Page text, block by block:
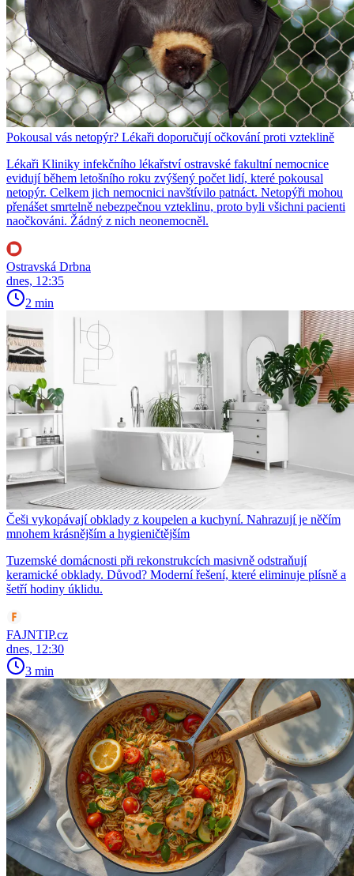
Pokousal vás netopýr? Lékaři doporučují očkování proti vzteklině
Lékaři Kliniky infekčního lékařství ostravské fakultní nemocnice
evidují během letošního roku zvýšený počet lidí, které pokousal
netopýr. Celkem jich nemocnici navštívilo patnáct. Netopýři mohou
přenášet smrtelně nebezpečnou vzteklinu, proto byli všichni pacienti
naočkováni. Žádný z nich neonemocněl.
Ostravská Drbna
dnes, 12:35
2 min
Češi vykopávají obklady z koupelen a kuchyní. Nahrazují je něčím
mnohem krásnějším a hygieničtějším
Tuzemské domácnosti při rekonstrukcích masivně odstraňují
keramické obklady. Důvod? Moderní řešení, které eliminuje plísně a
šetří hodiny úklidu.
FAJNTIP.cz
dnes, 12:30
3 min